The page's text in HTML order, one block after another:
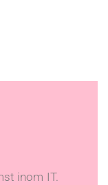
inom IT.